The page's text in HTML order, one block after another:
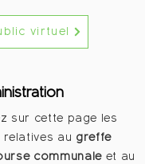
virtuel
sur cette page les
au greffe
communaleet au